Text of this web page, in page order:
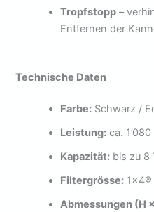
Tropfstopp –
Entfernen der
Technische Daten
Farbe: Schwarz /
Leistung: ca.
Kapazität: bis zu 8
Filtergrösse: 1×4®
Abmessungen (H